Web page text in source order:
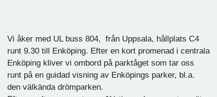
Vi åker med UL buss 804, från Uppsala, hållplats C4
runt 9.30 till Enköping. Efter en kort promenad i centrala
Enköping kliver vi ombord på parktåget som tar oss
runt på en guidad visning av Enköpings parker, bl.a.
den välkända drömparken.